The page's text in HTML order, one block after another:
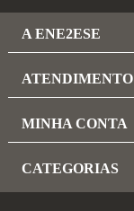
A ENE2ESE
ATENDIMENTO
MINHA CONTA
CATEGORIAS